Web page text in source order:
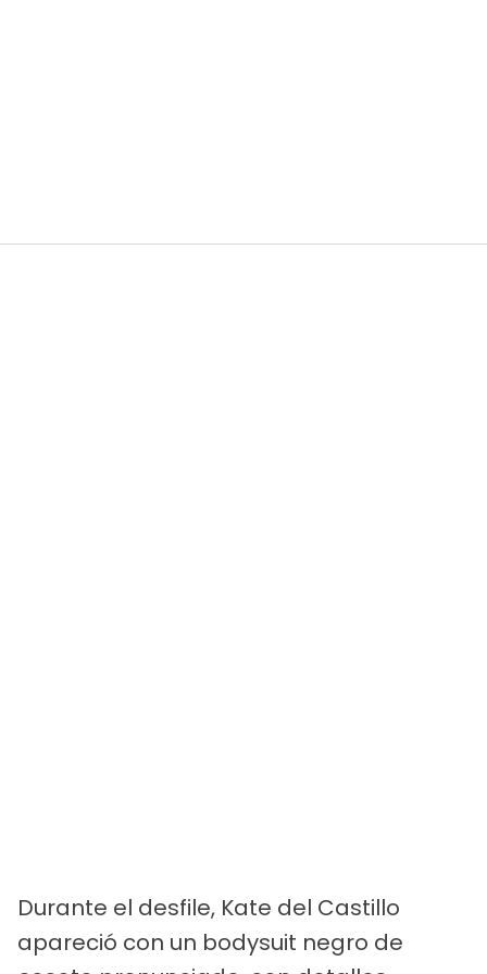
Durante el desfile, Kate del Castillo
apareció con un bodysuit negro de